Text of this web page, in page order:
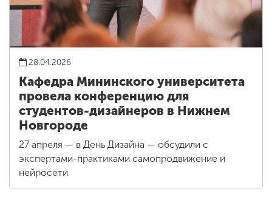
28.04.2026
Кафедра Мининского университета
провела конференцию для
студентов-дизайнеров в Нижнем
Новгороде
27 апреля — в День Дизайна — обсудили с
экспертами-практиками самопродвижение и
нейросети